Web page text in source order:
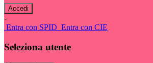
-
Entra con SPID Entra con CIE
Seleziona utente